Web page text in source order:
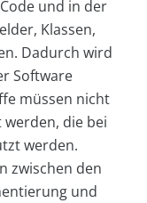
und in der
Klassen,
Dadurch wird
Software
müssen nicht
die bei
werden.
zwischen den
und